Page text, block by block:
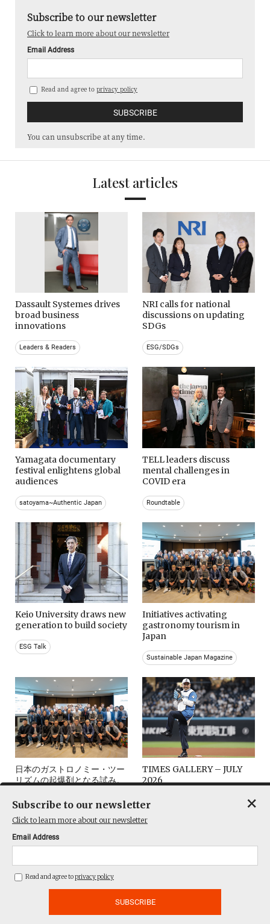
Subscribe to our newsletter
Click to learn more about our newsletter
Email Address
Read and agree to privacy policy
You can unsubscribe at any time.
Latest articles
Dassault Systemes drives
broad business
innovations
Leaders & Readers
NRI calls for national
discussions on updating
SDGs
ESG/SDGs
Yamagata documentary
festival enlightens global
audiences
satoyama~Authentic Japan
TELL leaders discuss
mental challenges in
COVID era
Roundtable
Keio University draws new
generation to build society
ESG Talk
Initiatives activating
gastronomy tourism in
Japan
Sustainable Japan Magazine
日本のガストロノミー・ツー
リズムの起爆剤となる試み。
日本語記事
TIMES GALLERY – JULY
2026
Gallery
‘Gakumon no Susume’
Roundtable #42 – Good
Subscribe to our newsletter
Click to learn more about our newsletter
Email Address
Read and agree toprivacy policy
×